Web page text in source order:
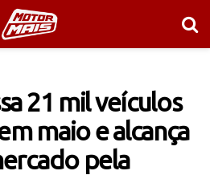
21 mil veículos
maio e alcança
pela